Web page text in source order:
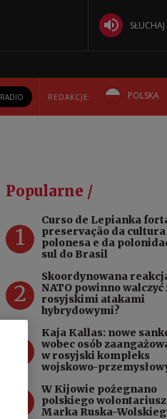
SŁUCHAJ
RADIO REDAKCJE: POLSKA
РУССКИЙ
Popularne /
1
Curso de Lepianka
preservação da cultura
polonesa e da
sul do Brasil
2
Skoordynowana
NATO powinno walczyć
rosyjskimi atakami
hybrydowymi?
Kaja Kallas: nowe
wobec osób
w rosyjski kompleks
wojskowo-
W Kijowie pożegnano
polskiego
Marka Ruska-